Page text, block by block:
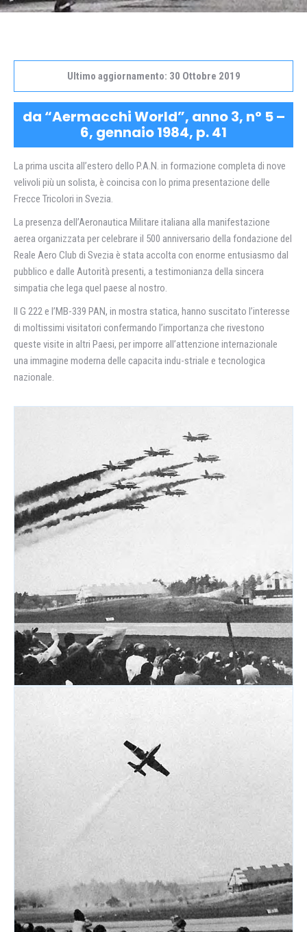
Ultimo aggiornamento: 30 Ottobre 2019
da “Aermacchi World”, anno 3, n° 5 –
6, gennaio 1984, p. 41
La prima uscita all’estero dello P.A.N. in formazione completa di nove
velivoli più un solista, è coincisa con lo prima presentazione delle
Frecce Tricolori in Svezia.
La presenza dell’Aeronautica Militare italiana alla manifestazione
aerea organizzata per celebrare il 500 anniversario della fondazione del
Reale Aero Club di Svezia è stata accolta con enorme entusiasmo dal
pubblico e dalle Autorità presenti, a testimonianza della sincera
simpatia che lega quel paese al nostro.
Il G 222 e l’MB-339 PAN, in mostra statica, hanno suscitato l’interesse
di moltissimi visitatori confermando l’importanza che rivestono
queste visite in altri Paesi, per imporre all’attenzione internazionale
una immagine moderna delle capacita indu-striale e tecnologica
nazionale.